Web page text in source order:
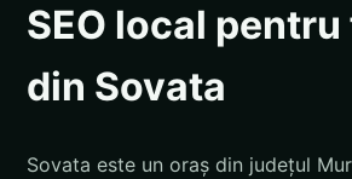
SEO local
din Sovata
Sovata este un oraș din județul